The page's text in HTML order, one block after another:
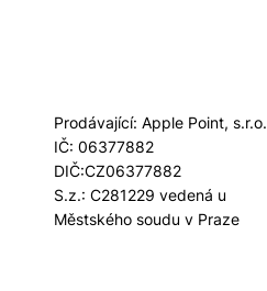
Prodávající: Apple Point, s.r.o.
IČ: 06377882
DIČ:CZ06377882
S.z.: C281229 vedená u
Městského soudu v Praze